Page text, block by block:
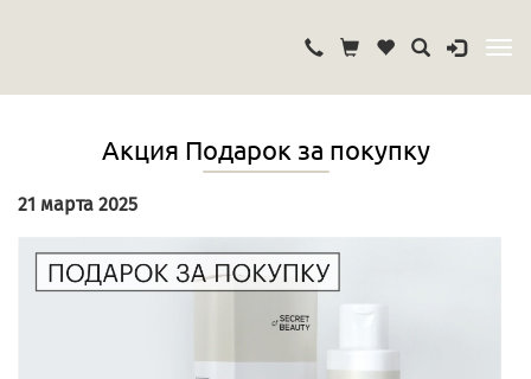
Акция Подарок за покупку
21 марта 2025